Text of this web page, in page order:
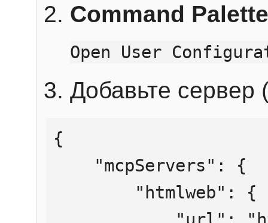
Command Palette
Open User
Добавьте сервер
{